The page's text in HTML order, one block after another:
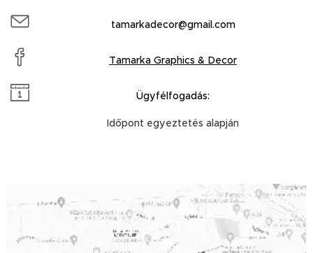
tamarkadecor@gmail.com
Tamarka Graphics & Decor
Ügyfélfogadás:
Időpont egyeztetés alapján